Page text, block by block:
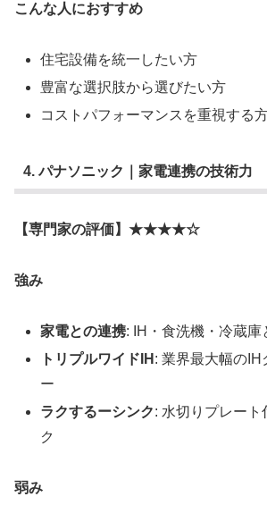
こんな人におすすめ
住宅設備を統一したい方
豊富な選択肢から選びたい方
コストパフォーマンスを重視する
4. パナソニック｜家電連携の技術力
【専門家の評価】★★★★☆
強み
家電との連携: IH・食洗機・冷蔵庫
トリプルワイドIH : 業界最大幅のIH
ー
ラクするーシンク: 水切りプレート
ク
弱み